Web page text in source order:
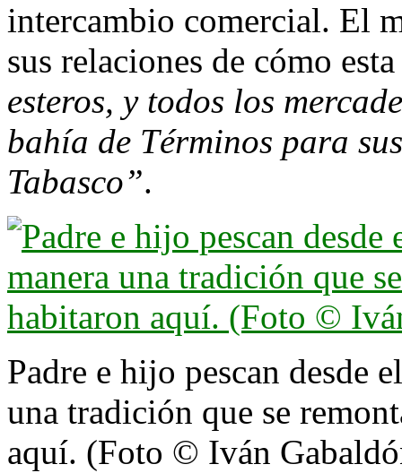
intercambio comercial. El
sus relaciones de cómo
esteros, y todos los
bahía de Términos para
Tabasco”.
Padre e hijo pescan desde
una tradición que se
aquí. (Foto © Iván